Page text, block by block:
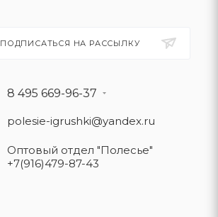
ПОДПИСАТЬСЯ НА РАССЫЛКУ
8 495 669-96-37
polesie-igrushki@yandex.ru
Оптовый отдел "Полесье"
+7(916)479-87-43